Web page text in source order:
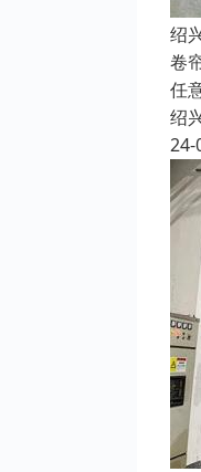
绍
卷
任
绍
24-